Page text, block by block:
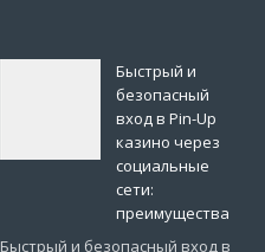
Быстрый и
безопасный
вход в Pin-Up
казино через
социальные
сети:
преимущества
Быстрый и безопасный вход в